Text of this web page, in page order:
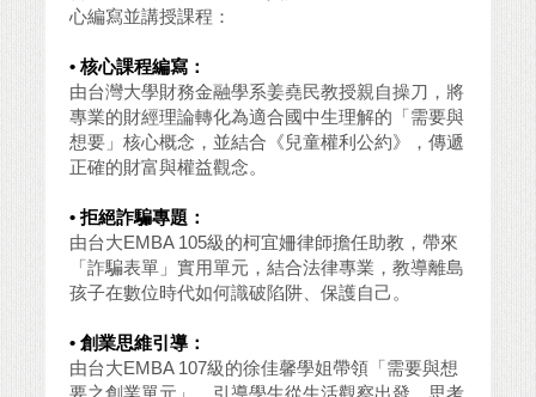
心編寫並講授課程：
• 核心課程編寫：
由台灣大學財務金融學系姜堯民教授親自操刀，將
專業的財經理論轉化為適合國中生理解的「需要與
想要」核心概念，並結合《兒童權利公約》，傳遞
正確的財富與權益觀念。
• 拒絕詐騙專題：
由台大EMBA 105級的柯宜姍律師擔任助教，帶來
「詐騙表單」實用單元，結合法律專業，教導離島
孩子在數位時代如何識破陷阱、保護自己。
• 創業思維引導：
由台大EMBA 107級的徐佳馨學姐帶領「需要與想
要之創業單元」，引導學生從生活觀察出發，思考